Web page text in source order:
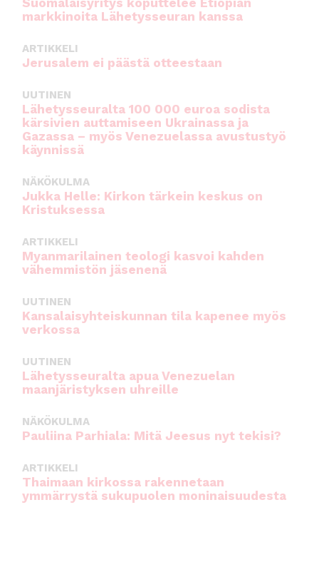
Suomalaisyritys koputtelee Etiopian
markkinoita Lähetysseuran kanssa
ARTIKKELI
Jerusalem ei päästä otteestaan
UUTINEN
Lähetysseuralta 100 000 euroa sodista
kärsivien auttamiseen Ukrainassa ja
Gazassa – myös Venezuelassa avustustyö
käynnissä
NÄKÖKULMA
Jukka Helle: Kirkon tärkein keskus on
Kristuksessa
ARTIKKELI
Myanmarilainen teologi kasvoi kahden
vähemmistön jäsenenä
UUTINEN
Kansalaisyhteiskunnan tila kapenee myös
verkossa
UUTINEN
Lähetysseuralta apua Venezuelan
maanjäristyksen uhreille
NÄKÖKULMA
Pauliina Parhiala: Mitä Jeesus nyt tekisi?
ARTIKKELI
Thaimaan kirkossa rakennetaan
ymmärrystä sukupuolen moninaisuudesta